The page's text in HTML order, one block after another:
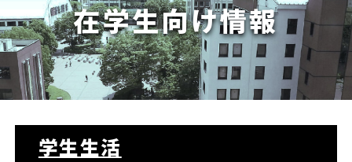
在学生向け情報
学生生活